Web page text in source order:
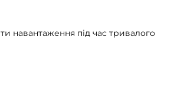
навантаження під час тривалого